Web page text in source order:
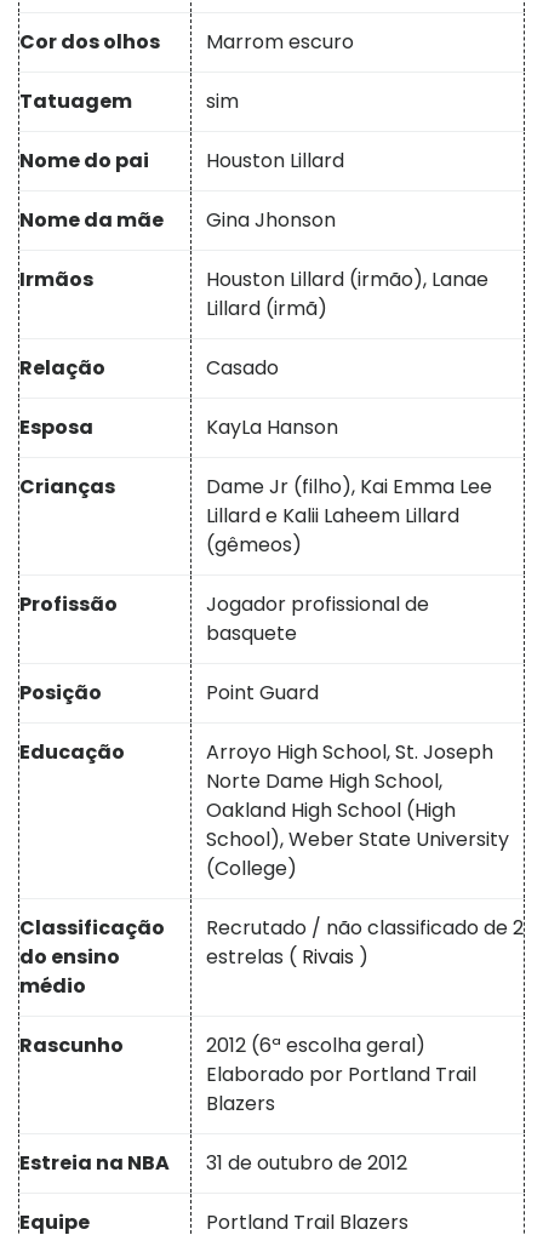
Cor dos olhos Marrom escuro
Tatuagem sim
Nome do pai Houston Lillard
Nome da mãe Gina Jhonson
Irmãos
Houston Lillard (irmão), Lanae
Lillard (irmã)
Relação Casado
Esposa KayLa Hanson
Crianças
Dame Jr (filho), Kai Emma Lee
Lillard e Kalii Laheem Lillard
(gêmeos)
Profissão
Jogador profissional de
basquete
Posição Point Guard
Educação
Arroyo High School, St. Joseph
Norte Dame High School,
Oakland High School (High
School), Weber State University
(College)
Classificação
do ensino
médio
Recrutado / não classificado de 2
estrelas ( Rivais )
Rascunho
2012 (6ª escolha geral)
Elaborado por Portland Trail
Blazers
Estreia na NBA 31 de outubro de 2012
Equipe Portland Trail Blazers